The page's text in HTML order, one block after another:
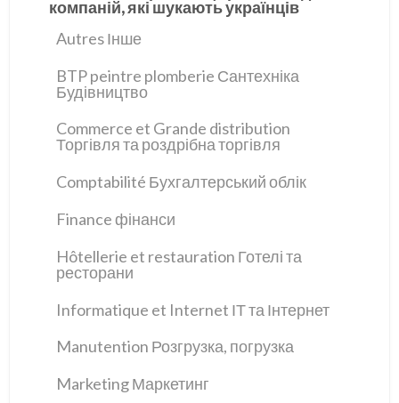
компаній, які шукають українців
Autres Інше
BTP peintre plomberie Сантехніка
Будівництво
Commerce et Grande distribution
Торгівля та роздрібна торгівля
Comptabilité Бухгалтерський облік
Finance фінанси
Hôtellerie et restauration Готелі та
ресторани
Informatique et Internet ІТ та Інтернет
Manutention Розгрузка, погрузка
Marketing Маркетинг